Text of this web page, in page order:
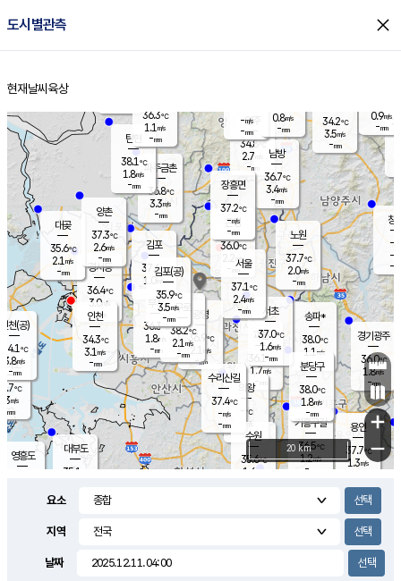
도시별관측 close
홈
현재날씨 육상
의도
℃
m/s
mm
영흥도
양주
34.8℃
2.7
-mm
과천
36.1℃
1.7m/s
- mm
용인
37.7℃
1.3m/s
경기광주
36.0℃
1.8m/s
-mm
3.4m/s
대부도
35.1
경서동
36.4℃
3.0m/s
-mm
파주금촌
36.8℃
3.3m/s
-mm
34.2℃
3.5m/s
-mm
대곶
35.6℃
2.1 m/s
-mm
창
-
-m/
-
탄현
38.1℃
1.8m/s
-mm
0.9m/s
-mm
의왕
- ℃
m/s
mm
김포
37.6℃
1.0 m/s
mm
광명
36.9 ℃
2.1 m/s
-mm
부천
36.3℃
1.8m/s
-mm
양촌
37.3℃
2.6m/s
-mm
구로
38.2℃
2.1 m/s
-mm
은평
36.0℃
2.2 m/s
- mm
노원
37.7℃
2.0m/s
-mm
송파*
38.0℃
1.1 m/s
-mm
서초
37.0℃
1.6m/s
-mm
남방
36.7℃
3.4m/s
-mm
기흥구갈
36.5℃
1.2m/s
-
수리산길
37.4℃
-m/s
-mm
분당구
38.0℃
1.8m/s
-mm
장흥면
37.2℃
-m/s
-mm
-m/s
-mm
인천(공)
34.1℃
3.8m/s
-mm
김포(공)
35.9℃
3.5m/s
-mm
수원
35.6℃
1.6 m/s
인천
34.3℃
3.1 m/s
-mm
서울
37.1℃
2.4m/s
-mm
36.3℃
1.1 m/s
-mm
0.8m/s
-mm
+
−
20 km
요소
지역
날짜